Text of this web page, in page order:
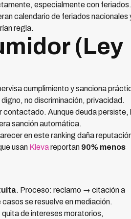
especialmente con feriados.
calendario de feriados nacionales
regla.
(Ley
cumplimiento y sanciona
no discriminación, privacidad.
contactado. Aunque deuda persiste,
sanción automática.
en este ranking daña
usan Klevareportan 90% menos
. Proceso: reclamo → citación a
se resuelve en mediación.
de intereses moratorios,